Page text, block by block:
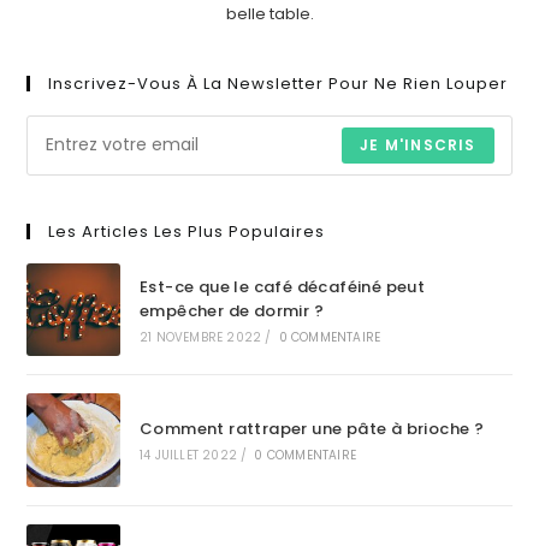
belle table.
Inscrivez-Vous À La Newsletter Pour Ne Rien Louper
JE M'INSCRIS
Les Articles Les Plus Populaires
Est-ce que le café décaféiné peut
empêcher de dormir ?
21 NOVEMBRE 2022 / 0 COMMENTAIRE
Comment rattraper une pâte à brioche ?
14 JUILLET 2022 / 0 COMMENTAIRE